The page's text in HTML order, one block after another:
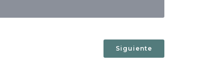
Siguiente